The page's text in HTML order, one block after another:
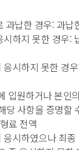
과납한 경우: 과납
하지 못한 경우:
시하지 못한 경
입원하거나 본인
당 사항을 증명할
료 전액
시하였으나 최